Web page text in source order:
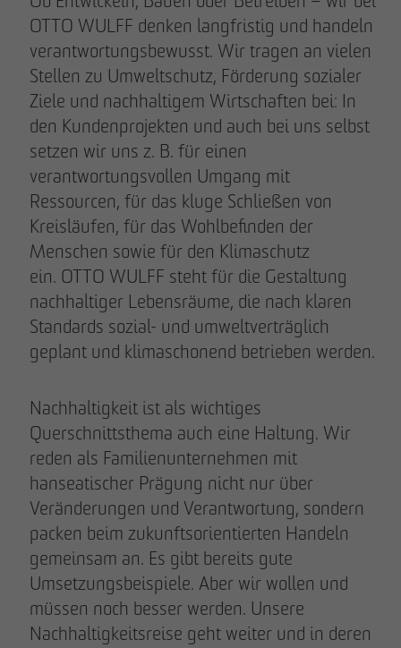
OTTO WULFF denken langfristig und handeln
verantwortungsbewusst. Wir tragen an vielen
Stellen zu Umweltschutz, Förderung sozialer
Ziele und nachhaltigem Wirtschaften bei: In
den Kundenprojekten und auch bei uns selbst
setzen wir uns z. B. für einen
verantwortungsvollen Umgang mit
Ressourcen, für das kluge Schließen von
Kreisläufen, für das Wohlbefinden der
Menschen sowie für den Klimaschutz
ein. OTTO WULFF steht für die Gestaltung
nachhaltiger Lebensräume, die nach klaren
Standards sozial- und umweltverträglich
geplant und klimaschonend betrieben werden.
Nachhaltigkeit ist als wichtiges
Querschnittsthema auch eine Haltung. Wir
reden als Familienunternehmen mit
hanseatischer Prägung nicht nur über
Veränderungen und Verantwortung, sondern
packen beim zukunftsorientierten Handeln
gemeinsam an. Es gibt bereits gute
Umsetzungsbeispiele. Aber wir wollen und
müssen noch besser werden. Unsere
Nachhaltigkeitsreise geht weiter und in deren